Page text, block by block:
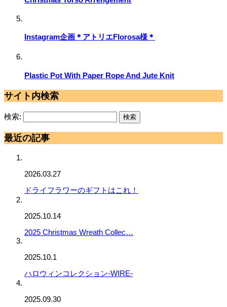
Instagram企画＊アトリエFlorosa様＊
Plastic Pot With Paper Rope And Jute Knit
サイト内検索
検索:
最近の記事
2026.03.27
ドライフラワーのギフトはこれ！
2025.10.14
2025 Christmas Wreath Collec…
2025.10.1
ハロウィンコレクション-WIRE-
2025.09.30